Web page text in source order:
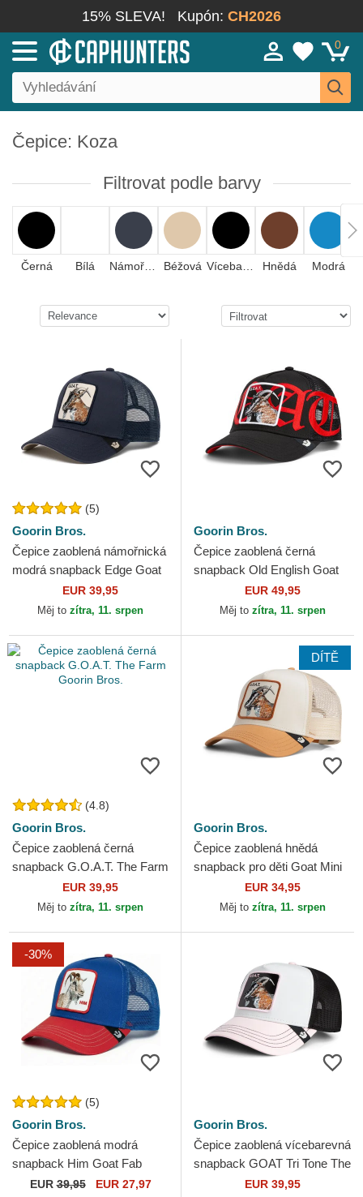
15% SLEVA! Kupón: CH2026
0
Čepice: Koza
Filtrovat podle barvy
Černá Bílá Béžová Hnědá Modrá
(5)
Goorin Bros.
Čepice zaoblená námořnická
modrá snapback Edge Goat
The Farm Goorin Bros.
EUR 39,95
Měj to zítra, 11. srpen
Goorin Bros.
Čepice zaoblená černá
snapback Old English Goat
The Farm Goorin Bros.
EUR 49,95
Měj to zítra, 11. srpen
(4.8)
Goorin Bros.
Čepice zaoblená černá
snapback G.O.A.T. The Farm
Goorin Bros.EUR 39,95
Měj to zítra, 11. srpen
DÍTĚ
Goorin Bros.
Čepice zaoblená hnědá
snapback pro děti Goat Mini
The Farm Goorin Bros.
EUR 34,95
Měj to zítra, 11. srpen
-30%
(5)
Goorin Bros.
Čepice zaoblená modrá
snapback Him Goat Fab
Farm The Farm Goorin Bros.
EUR39,95 EUR 27,97
Goorin Bros.
Čepice zaoblená vícebarevná
snapback GOAT Tri Tone The
Farm Goorin Bros.
EUR 39,95